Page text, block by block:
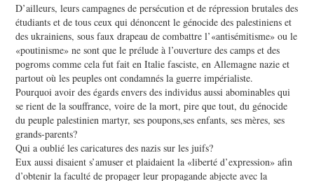
D’ailleurs, leurs campagnes de persécution et de répression brutales des
étudiants et de tous ceux qui dénoncent le génocide des palestiniens et
des ukrainiens, sous faux drapeau de combattre l’«antisémitisme» ou le
«poutinisme» ne sont que le prélude à l’ouverture des camps et des
pogroms comme cela fut fait en Italie fasciste, en Allemagne nazie et
partout où les peuples ont condamnés la guerre impérialiste.
Pourquoi avoir des égards envers des individus aussi abominables qui
se rient de la souffrance, voire de la mort, pire que tout, du génocide
du peuple palestinien martyr, ses poupons,ses enfants, ses mères, ses
grands-parents?
Qui a oublié les caricatures des nazis sur les juifs?
Eux aussi disaient s’amuser et plaidaient la «liberté d’expression» afin
d’obtenir la faculté de propager leur propagande abjecte avec la